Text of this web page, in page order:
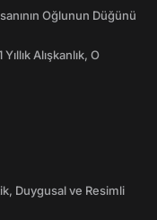
Oğlunun Düğünü
Alışkanlık, O
Duygusal ve Resimli